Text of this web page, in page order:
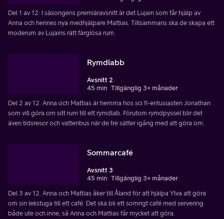
Del 1 av 12: I säsongens premiäravsnitt är det Lujain som får hjälp av
Anna och hennes nya medhjälpare Mattias. Tillsammans ska de skapa ett
moderum av Lujains rätt färglösa rum.
Rymdlabb
Avsnitt 2
45 min Tillgänglig 3+ månader
Del 2 av 12. Anna och Mattias är hemma hos sci fi-entusiasten Jonathan
som vill göra om sitt rum till ett rymdlab. Förutom rymdpyssel blir det
även tidsresor och vattenbus när de tre sätter igång med att göra om.
Sommarcafé
Avsnitt 3
45 min Tillgänglig 3+ månader
Del 3 av 12. Anna och Mattias åker till Åland för att hjälpa Ylva att göra
om sin lekstuga till ett café. Det ska bli ett somrigt café med servering
både ute och inne, så Anna och Mattias får mycket att göra.